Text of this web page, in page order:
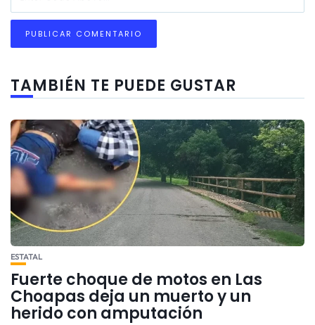
TAMBIÉN TE PUEDE GUSTAR
ESTATAL
Fuerte choque de motos en Las
Choapas deja un muerto y un
herido con amputación